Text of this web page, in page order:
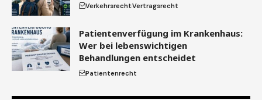
VerkehrsrechtVertragsrecht
Patientenverfügung im Krankenhaus:
Wer bei lebenswichtigen
Behandlungen entscheidet
Patientenrecht